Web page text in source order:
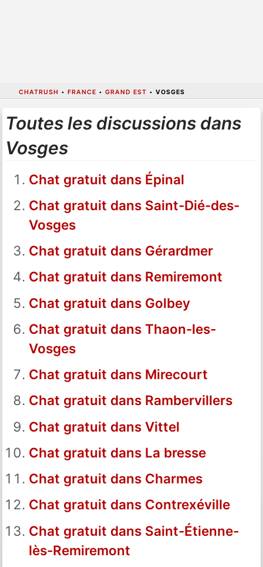
CHATRUSH • FRANCE • GRAND EST • VOSGES
Toutes les discussions dans
Vosges
Chat gratuit dans Épinal
Chat gratuit dans Saint-Dié-des-
Vosges
Chat gratuit dans Gérardmer
Chat gratuit dans Remiremont
Chat gratuit dans Golbey
Chat gratuit dans Thaon-les-
Vosges
Chat gratuit dans Mirecourt
Chat gratuit dans Rambervillers
Chat gratuit dans Vittel
Chat gratuit dans La bresse
Chat gratuit dans Charmes
Chat gratuit dans Contrexéville
Chat gratuit dans Saint-Étienne-
lès-Remiremont